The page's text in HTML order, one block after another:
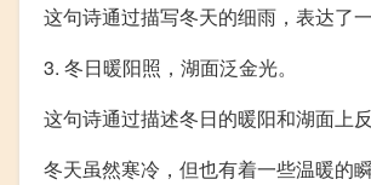
这句诗通过描写冬天的细雨，表达了
3. 冬日暖阳照，湖面泛金光。
这句诗通过描述冬日的暖阳和湖面上
冬天虽然寒冷，但也有着一些温暖的